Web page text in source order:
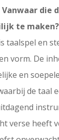
die
te maken?
taalspel en
vorm. De
en
de taal
verse heeft